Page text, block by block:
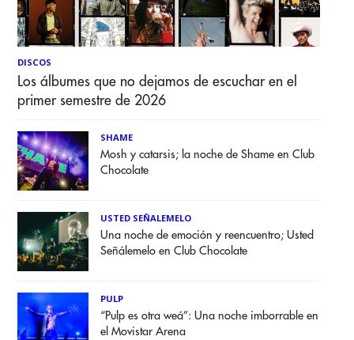
DISCOS
Los álbumes que no dejamos de escuchar en el
primer semestre de 2026
SHAME
Mosh y catarsis; la noche de Shame en Club
Chocolate
USTED SEÑALEMELO
Una noche de emoción y reencuentro; Usted
Señálemelo en Club Chocolate
PULP
“Pulp es otra weá”: Una noche imborrable en
el Movistar Arena